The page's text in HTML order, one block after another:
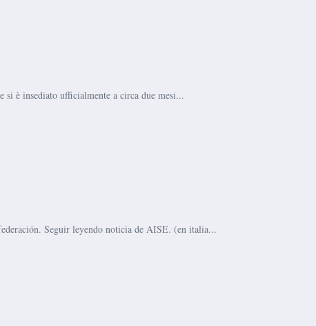
è insediato ufficialmente a circa due mesi...
Seguir leyendo noticia de AISE. (en italia...